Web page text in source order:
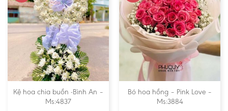
Kệ hoa chia buồn -Bình An –
Ms:4837
Bó hoa hồng – Pink Love –
Ms:3884